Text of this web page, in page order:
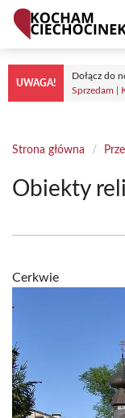
Przejdź
treści
UWAGA!
Dołącz do
Sprzedam |
Strona główna /
Obiekty
Cerkwie